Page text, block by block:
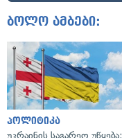
ბოლო ამბები:
პოლიტიკა